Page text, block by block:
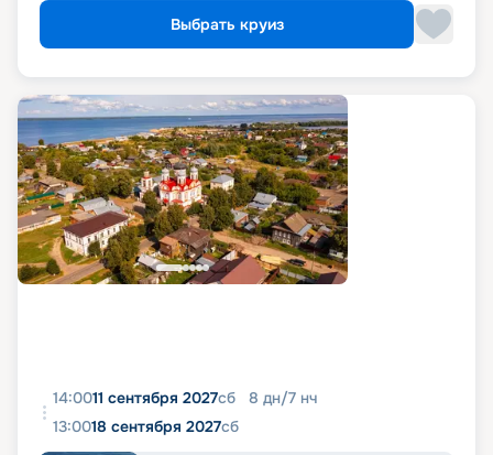
Выбрать круиз
14:0011 сентября 2027сб 8 дн/7 нч
13:0018 сентября 2027сб